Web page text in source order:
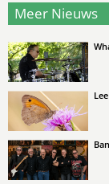
Meer Nieuws